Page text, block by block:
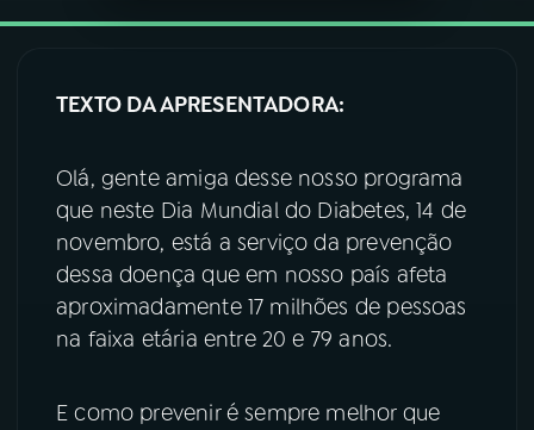
08FESTIVAL DE MÚSICA
ACOMPANHE A RÁDIO NACIONAL
YouTube Facebook
TEXTO DA APRESENTADORA:
Olá, gente amiga desse nosso programa
que neste Dia Mundial do Diabetes, 14 de
novembro, está a serviço da prevenção
dessa doença que em nosso país afeta
aproximadamente 17 milhões de pessoas
na faixa etária entre 20 e 79 anos.
E como prevenir é sempre melhor que